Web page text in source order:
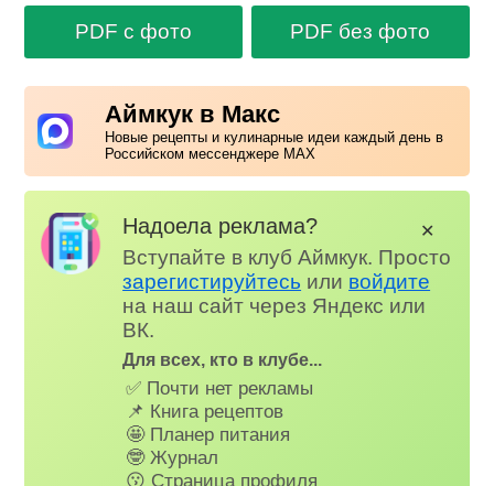
PDF с фото PDF без фото
Аймкук в Макс
Новые рецепты и кулинарные идеи каждый день в
Российском мессенджере MAX
Надоела реклама?
Вступайте в клуб Аймкук. Просто
зарегистируйтесь или войдите
на наш сайт через Яндекс или
ВК.
Для всех, кто в клубе...
✅ Почти нет рекламы
📌 Книга рецептов
🤩 Планер питания
🤓 Журнал
😗 Страница профиля
✕